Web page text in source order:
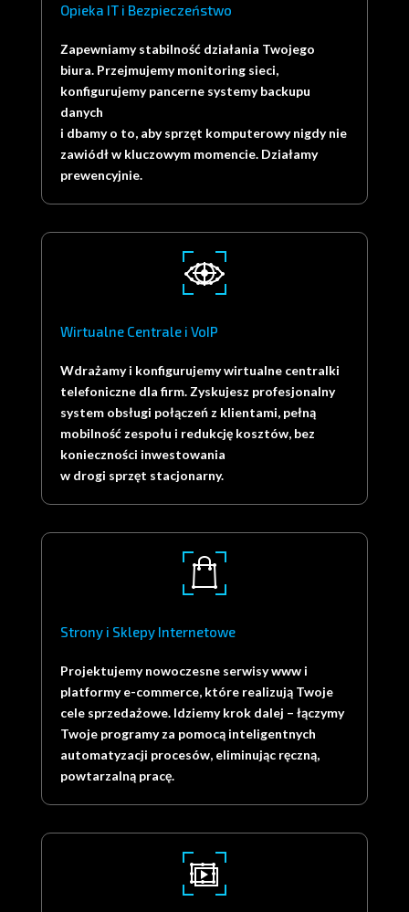
Opieka IT i Bezpieczeństwo
Zapewniamy stabilność działania Twojego
biura. Przejmujemy monitoring sieci,
konfigurujemy pancerne systemy backupu
danych
i dbamy o to, aby sprzęt komputerowy nigdy nie
zawiódł w kluczowym momencie. Działamy
prewencyjnie.
Wirtualne Centrale i VoIP
Wdrażamy i konfigurujemy wirtualne centralki
telefoniczne dla firm. Zyskujesz profesjonalny
system obsługi połączeń z klientami, pełną
mobilność zespołu i redukcję kosztów, bez
konieczności inwestowania
w drogi sprzęt stacjonarny.
Strony i Sklepy Internetowe
Projektujemy nowoczesne serwisy www i
platformy e-commerce, które realizują Twoje
cele sprzedażowe. Idziemy krok dalej – łączymy
Twoje programy za pomocą inteligentnych
automatyzacji procesów, eliminując ręczną,
powtarzalną pracę.